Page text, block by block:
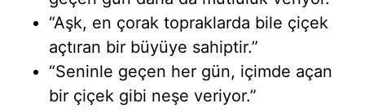
“Aşk, en çorak topraklarda bile çiçek
açtıran bir büyüye sahiptir.”
“Seninle geçen her gün, içimde açan
bir çiçek gibi neşe veriyor.”